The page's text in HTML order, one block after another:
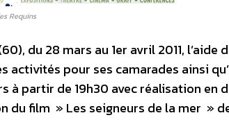
Requins
du 28 mars au 1er avril 2011, l’aide
pour ses camarades ainsi
à partir de 19h30 avec réalisation en
film » Les seigneurs de la mer »